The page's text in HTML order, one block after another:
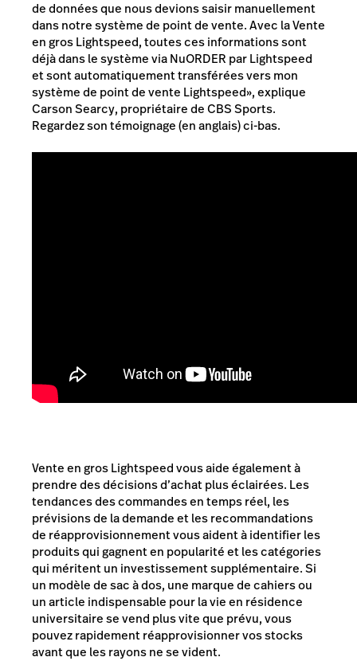
de données que nous devions saisir manuellement
dans notre système de point de vente. Avec la Vente
en gros Lightspeed, toutes ces informations sont
déjà dans le système via NuORDER par Lightspeed
et sont automatiquement transférées vers mon
système de point de vente Lightspeed», explique
Carson Searcy, propriétaire de CBS Sports.
Regardez son témoignage (en anglais) ci-bas.
Vente en gros Lightspeed vous aide également à
prendre des décisions d’achat plus éclairées. Les
tendances des commandes en temps réel, les
prévisions de la demande et les recommandations
de réapprovisionnement vous aident à identifier les
produits qui gagnent en popularité et les catégories
qui méritent un investissement supplémentaire. Si
un modèle de sac à dos, une marque de cahiers ou
un article indispensable pour la vie en résidence
universitaire se vend plus vite que prévu, vous
pouvez rapidement réapprovisionner vos stocks
avant que les rayons ne se vident.